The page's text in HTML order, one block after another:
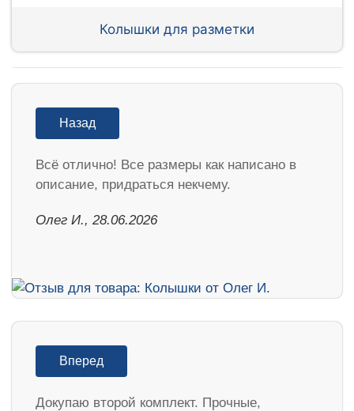
Колышки для разметки
Назад
Всё отлично! Все размеры как написано в
описание, придраться некчему.
Олег И., 28.06.2026
Вперед
Докупаю второй комплект. Прочные,